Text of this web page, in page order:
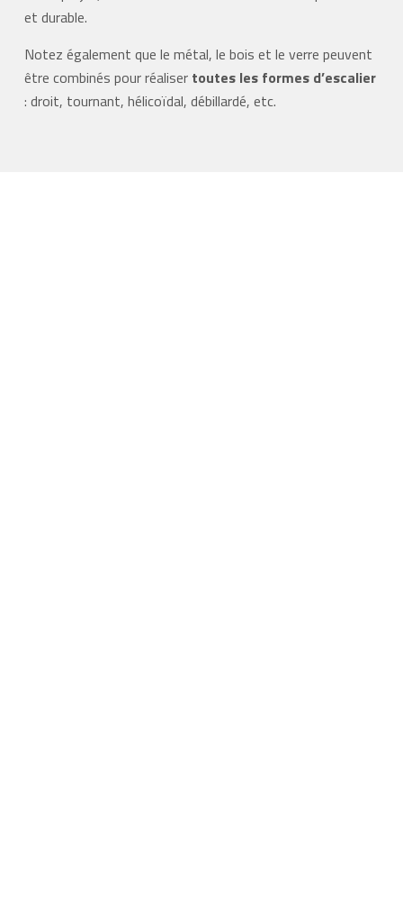
et durable.
Notez également que le métal, le bois et le verre peuvent
être combinés pour réaliser toutes les formes d’escalier
: droit, tournant, hélicoïdal, débillardé, etc.